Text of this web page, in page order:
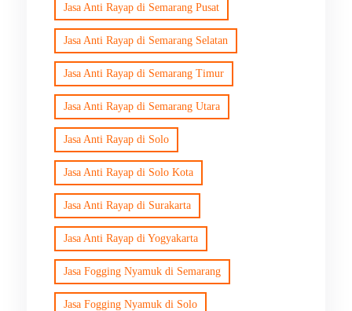
Jasa Anti Rayap di Semarang Pusat
Jasa Anti Rayap di Semarang Selatan
Jasa Anti Rayap di Semarang Timur
Jasa Anti Rayap di Semarang Utara
Jasa Anti Rayap di Solo
Jasa Anti Rayap di Solo Kota
Jasa Anti Rayap di Surakarta
Jasa Anti Rayap di Yogyakarta
Jasa Fogging Nyamuk di Semarang
Jasa Fogging Nyamuk di Solo